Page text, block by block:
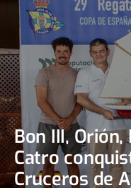
Bon III,
Catro
Cruceros de